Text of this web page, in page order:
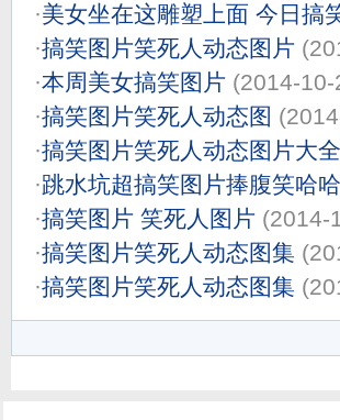
·美女坐在这雕塑上面 今日搞
·搞笑图片笑死人动态图片
·本周美女搞笑图片 (2014-10-
·搞笑图片笑死人动态图
·搞笑图片笑死人动态图片大全
·跳水坑超搞笑图片捧腹笑哈哈
·搞笑图片 笑死人图片 (2014-
·搞笑图片笑死人动态图集
·搞笑图片笑死人动态图集